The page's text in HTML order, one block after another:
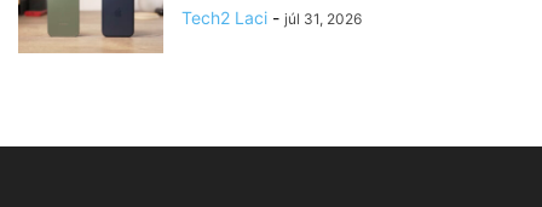
Tech2 Laci - júl 31, 2026